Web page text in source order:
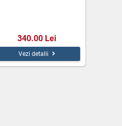
340.00 Lei
Vezi detalii